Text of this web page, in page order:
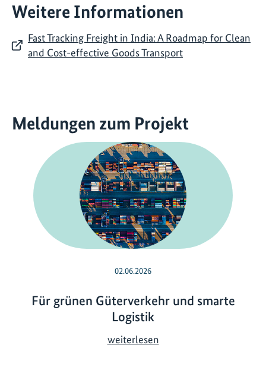
Weitere Informationen
Fast Tracking Freight in India: A Roadmap for Clean
and Cost-effective Goods Transport
Meldungen zum Projekt
02.06.2026
Für grünen Güterverkehr und smarte
Logistik
weiterlesenF